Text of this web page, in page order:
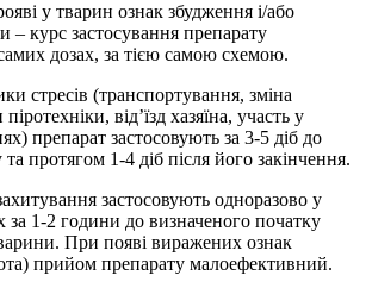
у тварин ознак збудження і/або
– курс застосування препарату
дозах, за тією самою схемою.
стресів (транспортування, зміна
від’їзд хазяїна, участь у
препарат застосовують за 3-5 діб до
протягом 1-4 діб після його закінчення.
застосовують одноразово у
за 1-2 години до визначеного початку
При появі виражених ознак
прийом препарату малоефективний.